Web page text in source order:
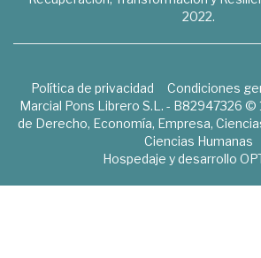
2022.
Política de privacidad Condiciones
Marcial Pons Librero S.L. - B82947326 ©
de Derecho, Economía, Empresa,
Ciencias Humanas
Hospedaje y desarrollo